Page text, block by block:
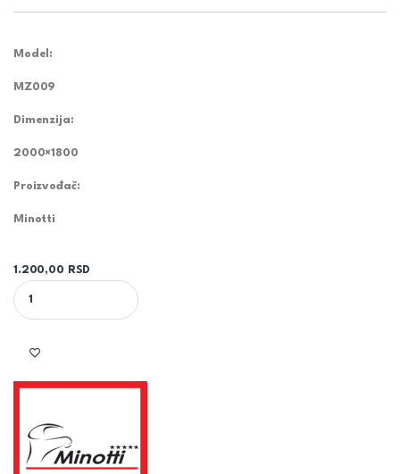
Model:
MZ009
Dimenzija:
2000×1800
Proizvođač:
Minotti
1.200,00
RSD
KUPATILSKA ZAVESA KADA // TUS KABINA - MZ009 MINOTTI